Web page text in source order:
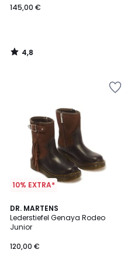
145,00 €
4,8
/
10% EXTRA*
DR. MARTENS
Lederstiefel Genaya Rodeo
Junior
120,00 €